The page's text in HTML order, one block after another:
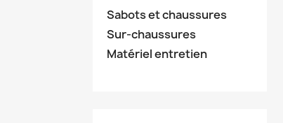
Sabots et chaussures
Sur-chaussures
Matériel entretien